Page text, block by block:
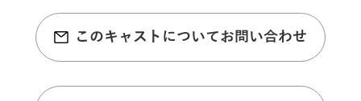
このキャストについてお問い合わせ